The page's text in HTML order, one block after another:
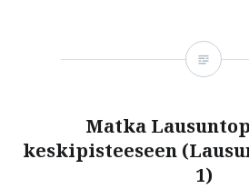
Matka
keskipisteeseen
1)